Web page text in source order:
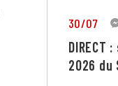
30/07
2026 du